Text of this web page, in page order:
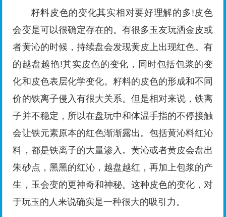
籽料皮色的变化其实相对要好理解的多!皮色
会变是可以很确定存在的。有很多玉友玩洒金皮或
者黄沁的时候，持续盘会发现黄皮上出现红色。有
的越盘越艳!其实皮色的变化，同时包括包浆的变
化和皮色表层化学变化。籽料的皮色的形成和不同
价的铁离子侵入有很大关系。但是相对来说，铁离
子并不稳定，所以在盘玩中和体温手指的不停接触
会让铁元素原本的红色渐渐露出。包括黄沁料红沁
料，都是铁离子的大量渗入。黄沁或者黄皮会盘出
朱砂点，黑黑的红沁，越盘越红，再加上包浆的产
生，玉会变的更神奇和神秘。这种皮色的变化，对
于玩玉的人来说确实是一种很大的吸引力。